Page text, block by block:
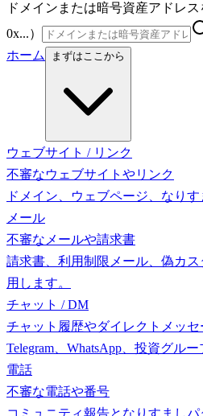
ドメインまたは暗号資産アドレス
0x...）
ホーム まずはここから
ウェブサイト / リンク
不審なウェブサイトやリンク
ドメイン、ウェブページ、なりす
メール
不審なメールや請求書
請求書、利用制限メール、偽カ
用します。
チャット / DM
チャット履歴やダイレクトメッセ
Telegram、WhatsApp、投資グルー
電話
不審な電話や番号